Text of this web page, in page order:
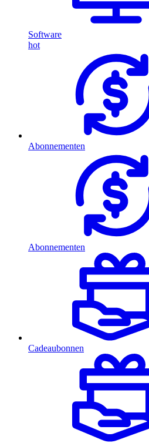
Software
hot
Abonnementen
Abonnementen
Cadeaubonnen